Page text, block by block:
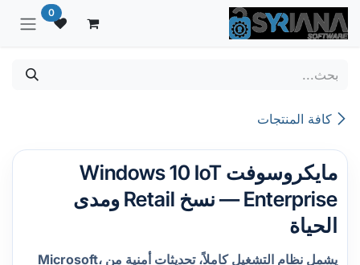
تخطي للذهاب إلى المحتوى 0
كافة المنتجات
مايكروسوفت Windows 10 IoT
Enterprise — نسخ Retail ومدى
الحياة
يشمل نظام التشغيل كاملاً، تحديثات أمنية من Microsoft،